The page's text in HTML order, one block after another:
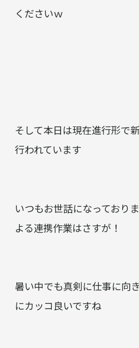
くださいｗ
そして本日は現在進行形で
行われています
いつもお世話になっており
よる連携作業はさすが！
暑い中でも真剣に仕事に向
にカッコ良いですね